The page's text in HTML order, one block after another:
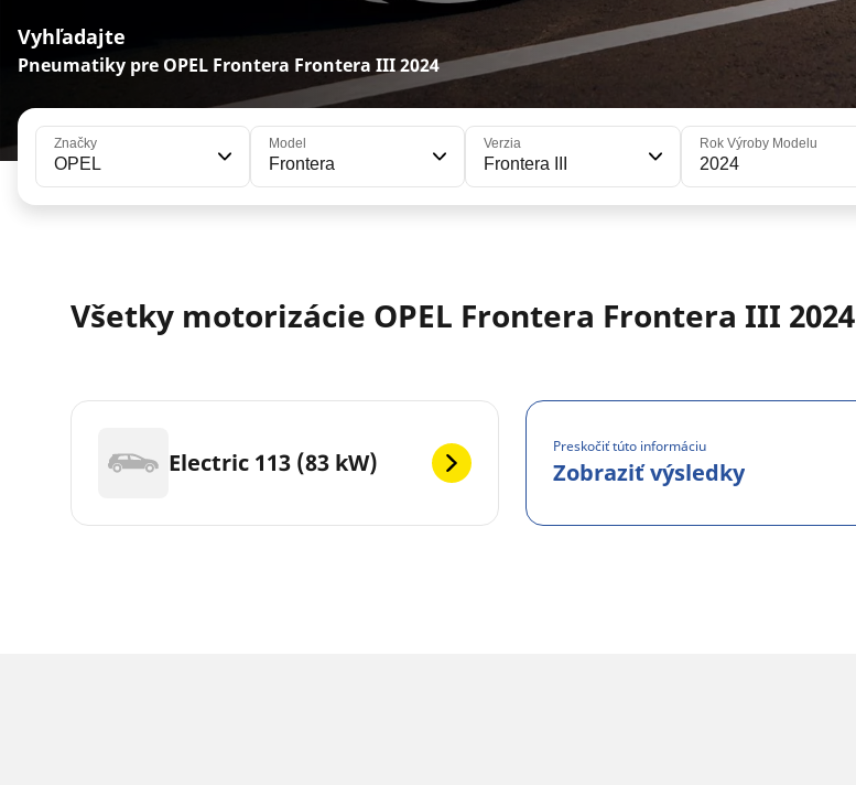
Vyhľadajte
Pneumatiky pre OPEL Frontera Frontera III 2024
Značky
OPEL
Model
Frontera
Verzia
Frontera III
Rok Výroby Modelu
2024
Všetky motorizácie OPEL Frontera Frontera III 2024
Electric 113 (83 kW)
Preskočiť túto informáciu
Zobraziť výsledky